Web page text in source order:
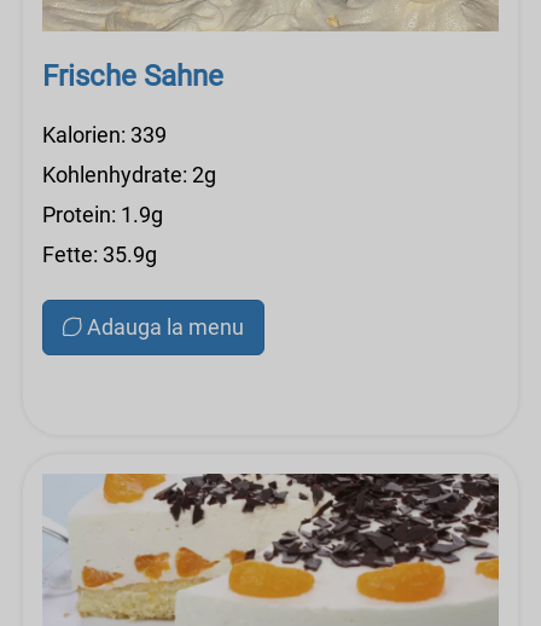
Frische Sahne
Kalorien: 339
Kohlenhydrate: 2g
Protein: 1.9g
Fette: 35.9g
Adauga la menu